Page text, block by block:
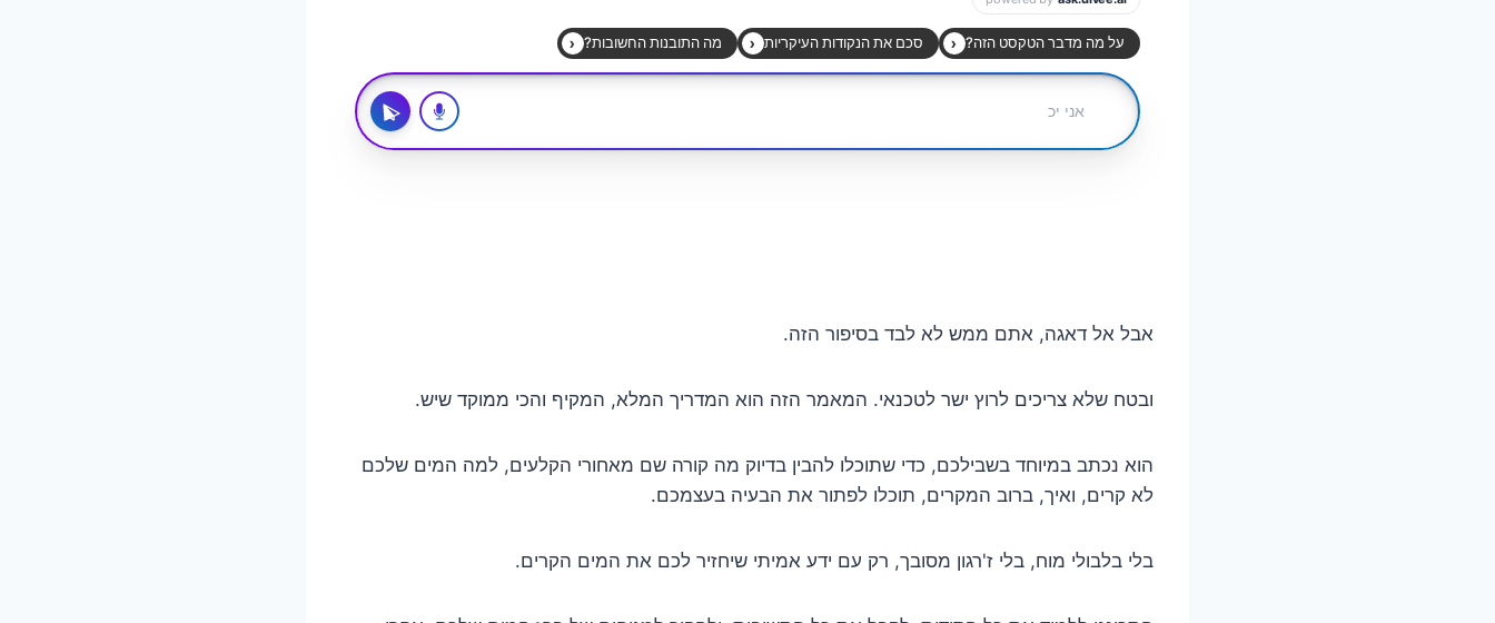
אבל אל דאגה, אתם ממש לא לבד בסיפור הזה.
ובטח שלא צריכים לרוץ ישר לטכנאי. המאמר הזה הוא המדריך המלא, המקיף והכי ממוקד שיש.
הוא נכתב במיוחד בשבילכם, כדי שתוכלו להבין בדיוק מה קורה שם מאחורי הקלעים, למה המים שלכם
לא קרים, ואיך, ברוב המקרים, תוכלו לפתור את הבעיה בעצמכם.
בלי בלבולי מוח, בלי ז'רגון מסובך, רק עם ידע אמיתי שיחזיר לכם את המים הקרים.